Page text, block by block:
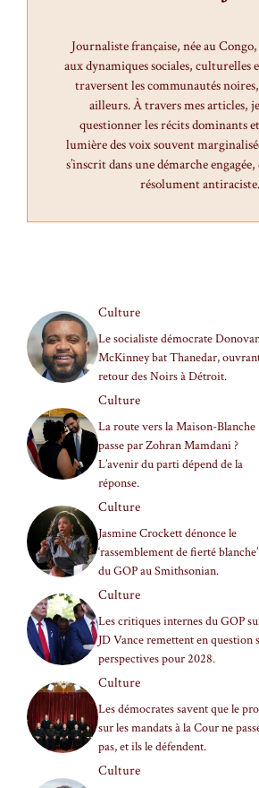
Journaliste française, née au Congo,
aux dynamiques sociales, culturelles
traversent les communautés
ailleurs. À travers mes articles,
questionner les récits dominants
lumière des voix souvent
s’inscrit dans une démarche
résolument antiraciste.
Culture
Le socialiste démocrate
McKinney bat Thanedar,
retour des Noirs à Détroit.
Culture
La route vers la Maison-Blanche
passe par Zohran Mamdani ?
L’avenir du parti dépend de la
réponse.
Culture
Jasmine Crockett dénonce le
‘rassemblement de fierté blanche’
du GOP au Smithsonian.
Culture
Les critiques internes du GOP
JD Vance remettent en question
perspectives pour 2028.
Culture
Les démocrates savent que le
sur les mandats à la Cour ne
pas, et ils le défendent.
Culture